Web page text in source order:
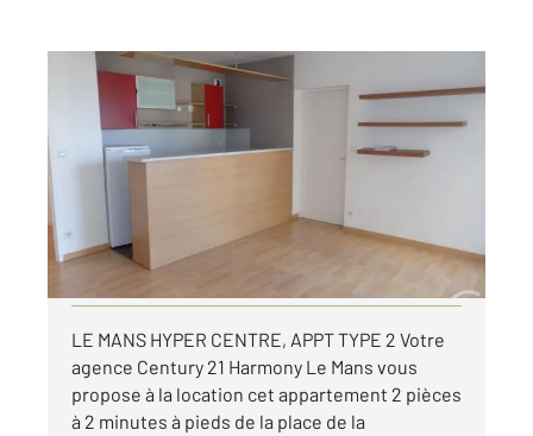
LE MANS 72
41,60 m
, 2 pièces
Ref : 44481
Appartement F2 à louer
540 €
par mois charges comprises
Visiter le site dédié
LE MANS HYPER CENTRE, APPT TYPE 2 Votre
agence Century 21 Harmony Le Mans vous
propose à la location cet appartement 2 pièces
à 2 minutes à pieds de la place de la